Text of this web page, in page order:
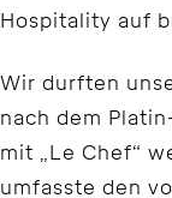
Hospitality auf
Wir durften
nach dem
mit „Le Chef“
umfasste den